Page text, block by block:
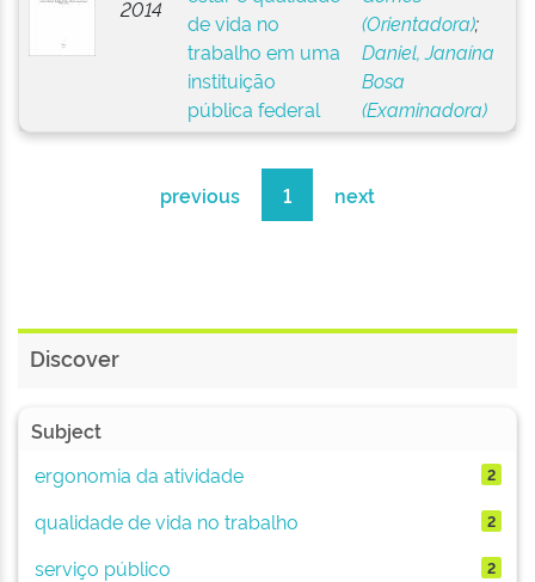
2014
de vida no
trabalho em uma
instituição
pública federal
(Orientadora);
Daniel, Janaína
Bosa
(Examinadora)
previous 1 next
Discover
Subject
ergonomia da atividade
2
qualidade de vida no trabalho 2
serviço público 2